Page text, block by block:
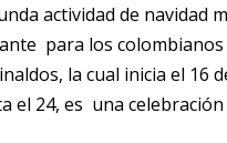
actividad de navidad
para los
la cual inicia el 16
el 24, es una celebración